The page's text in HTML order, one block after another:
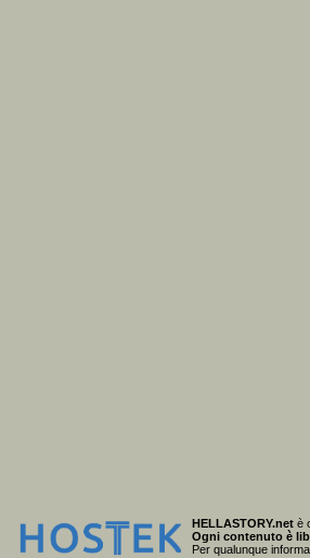
HELLASTORY.netè
Ogni contenuto è
Per qualunque